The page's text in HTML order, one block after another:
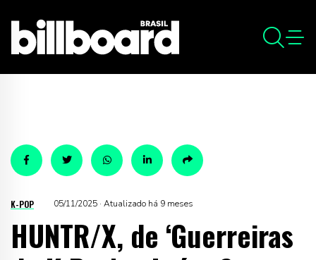
K-POP 05/11/2025 · Atualizado há 9 meses
HUNTR/X, de ‘Guerreiras